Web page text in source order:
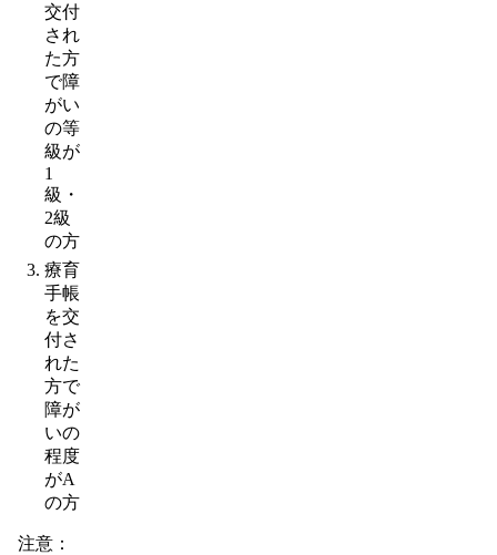
交付
され
た方
で障
がい
の等
級が
1
級・
2級
の方
療育
手帳
を交
付さ
れた
方で
障が
いの
程度
がA
の方
注意：